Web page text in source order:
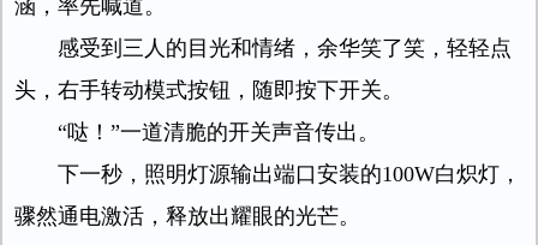
涵，率先喊道。
感受到三人的目光和情绪，余华笑了笑，轻轻点
头，右手转动模式按钮，随即按下开关。
“哒！”一道清脆的开关声音传出。
下一秒，照明灯源输出端口安装的100W白炽灯，
骤然通电激活，释放出耀眼的光芒。